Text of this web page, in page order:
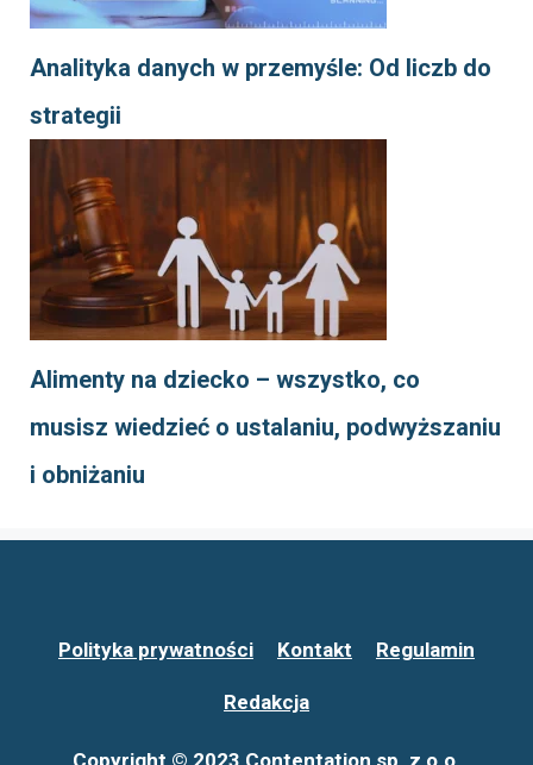
Analityka danych w przemyśle: Od liczb do
strategii
Alimenty na dziecko – wszystko, co
musisz wiedzieć o ustalaniu, podwyższaniu
i obniżaniu
Polityka prywatności Kontakt Regulamin
Redakcja
Copyright © 2023 Contentation sp. z o.o.